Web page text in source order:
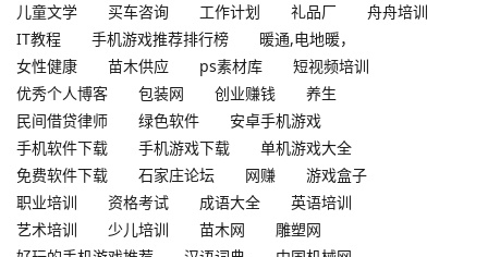
儿童文学
买车咨询 工作计划 礼品厂
舟舟培训
IT教程
手机游戏推荐排行榜
暖通,电地暖，
女性健康
苗木供应 ps素材库
短视频培训
优秀个人博客
包装网 创业赚钱
养生
民间借贷律师
绿色软件
安卓手机游戏
手机软件下载
手机游戏下载
单机游戏大全
免费软件下载
石家庄论坛 网赚
游戏盒子
职业培训
资格考试 成语大全
英语培训
艺术培训
少儿培训 苗木网
雕塑网